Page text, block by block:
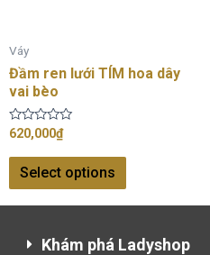
Váy
Đầm ren lưới TÍM hoa dây
vai bèo
Rated
out
620,000₫
Select options
Khám phá Ladyshop​